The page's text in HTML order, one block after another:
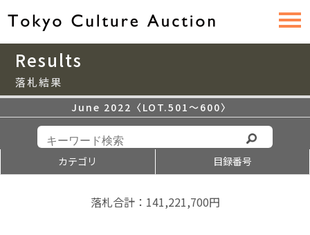
Results
落札結果
June 2022〈LOT.501〜600〉
カテゴリ 目録番号
落札合計：141,221,700円